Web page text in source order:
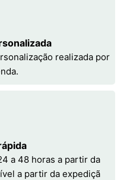
realizada por
a 48 horas a partir da
a partir da expediçã